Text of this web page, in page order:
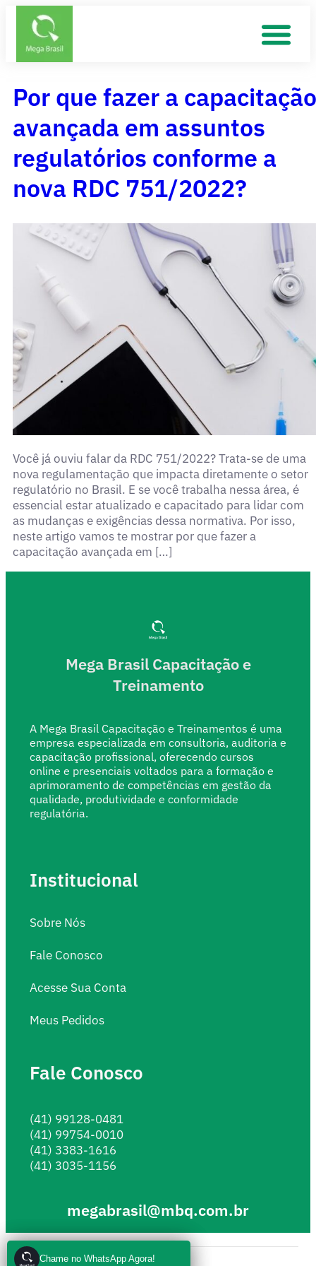
Por que fazer a capacitação
avançada em assuntos
regulatórios conforme a
nova RDC 751/2022?
Você já ouviu falar da RDC 751/2022? Trata-se de uma
nova regulamentação que impacta diretamente o setor
regulatório no Brasil. E se você trabalha nessa área, é
essencial estar atualizado e capacitado para lidar com
as mudanças e exigências dessa normativa. Por isso,
neste artigo vamos te mostrar por que fazer a
capacitação avançada em […]
Mega Brasil Capacitação e
Treinamento
A Mega Brasil Capacitação e Treinamentos é uma
empresa especializada em consultoria, auditoria e
capacitação profissional, oferecendo cursos
online e presenciais voltados para a formação e
aprimoramento de competências em gestão da
qualidade, produtividade e conformidade
regulatória.
Institucional
Sobre Nós
Fale Conosco
Acesse Sua Conta
Meus Pedidos
Fale Conosco
(41) 99128-0481
(41) 99754-0010
(41) 3383-1616
(41) 3035-1156
megabrasil@mbq.com.br
Chame no WhatsApp Agora!
Chame no WhatsApp Agora!